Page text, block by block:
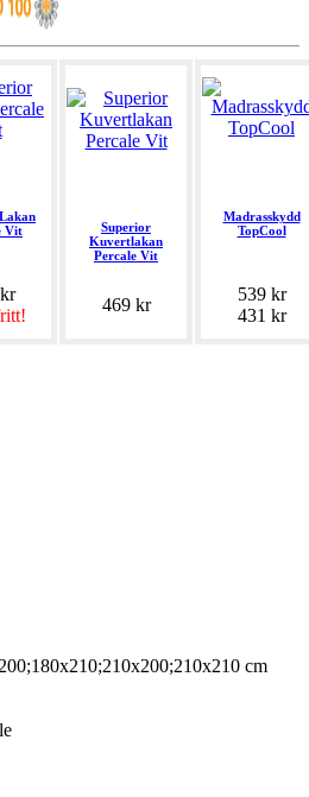
Vit
Superior
Kuvertlakan
Percale Vit
469 kr
Madrasskydd
TopCool
539 kr
431 kr
cm